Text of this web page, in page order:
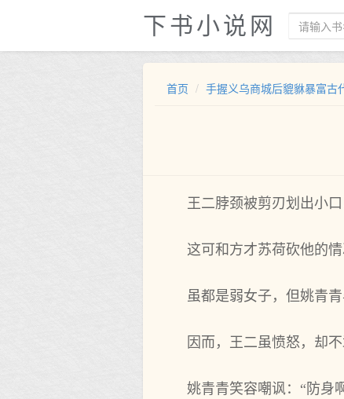
下书小说网
首页 手握义乌商城后貔貅暴富古
王二脖颈被剪刃划出小
这可和方才苏荷砍他的情
虽都是弱女子，但姚青
因而，王二虽愤怒，却
姚青青笑容嘲讽：“防身